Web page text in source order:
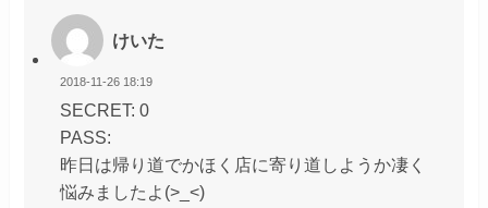
けいた
2018-11-26 18:19
SECRET: 0
PASS:
昨日は帰り道でかほく店に寄り道しようか凄く
悩みましたよ(>_<)